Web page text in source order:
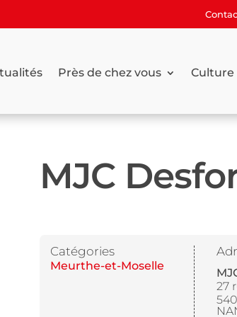
Près de chez vous Culture
MJC
Catégories
Meurthe-et-Moselle
27